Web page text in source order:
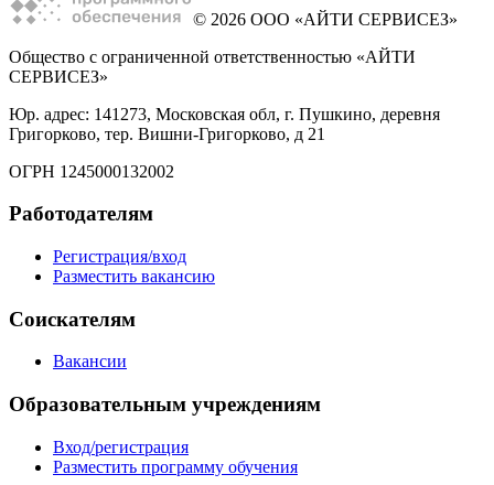
© 2026 ООО «АЙТИ СЕРВИСЕЗ»
Общество с ограниченной ответственностью «АЙТИ
СЕРВИСЕЗ»
Юр. адрес: 141273, Московская обл, г. Пушкино, деревня
Григорково, тер. Вишни-Григорково, д 21
ОГРН 1245000132002
Работодателям
Регистрация/вход
Разместить вакансию
Соискателям
Вакансии
Образовательным учреждениям
Вход/регистрация
Разместить программу обучения